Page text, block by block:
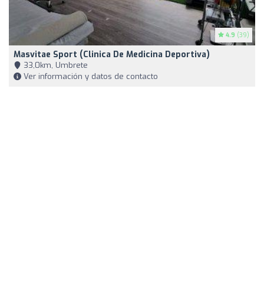
4.9 (39)
Masvitae Sport (Clinica De Medicina Deportiva)
33,0km, Umbrete
Ver información y datos de contacto